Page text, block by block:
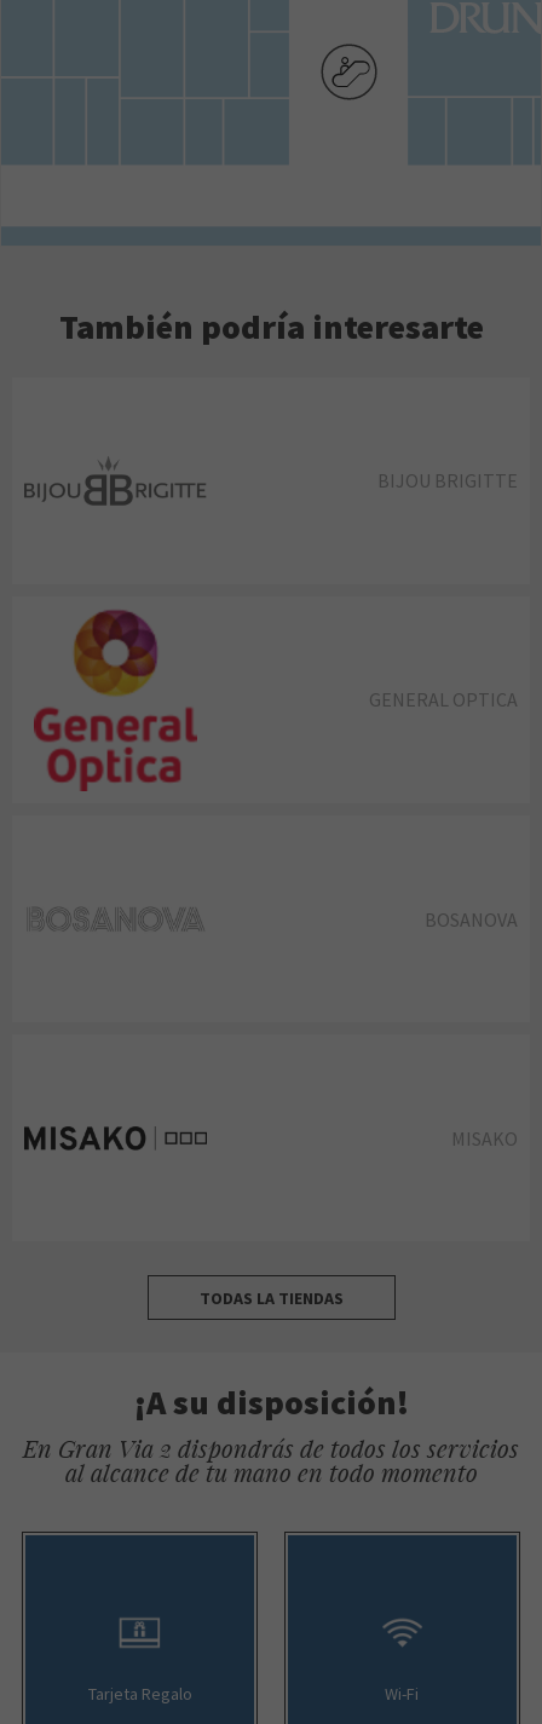
También podría interesarte
BIJOU BRIGITTE
GENERAL OPTICA
BOSANOVA
MISAKO
TODAS LA TIENDAS
¡A su disposición!
En Gran Via 2 dispondrás de todos los servicios
al alcance de tu mano en todo momento
Tarjeta Regalo Wi-Fi